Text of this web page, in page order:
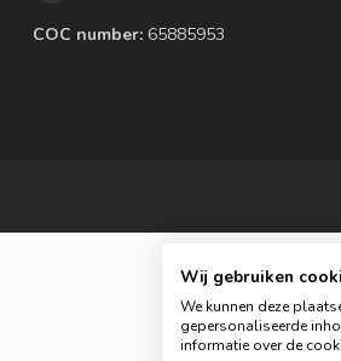
COC number: 65885953
Wij gebruiken
We kunnen deze
gepersonaliseerde
informatie over de